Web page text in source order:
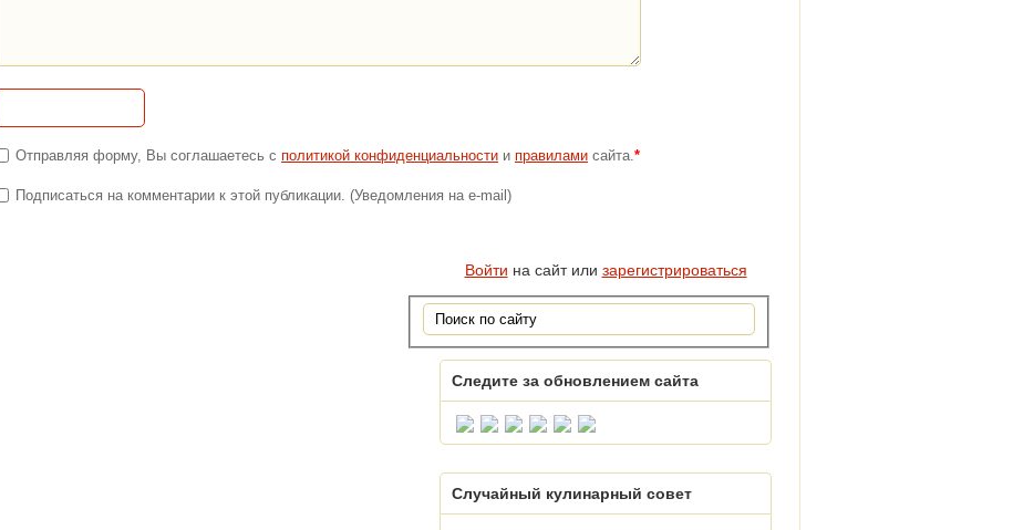
Отправляя форму, Вы соглашаетесь с политикой конфиденциальности и правилами сайта.*
Подписаться на комментарии к этой публикации. (Уведомления на e-mail)
Войти на сайт или зарегистрироваться
Следите за обновлением сайта
Случайный кулинарный совет